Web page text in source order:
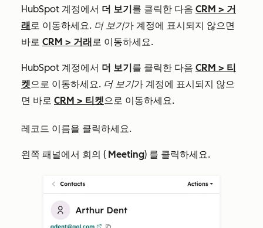
HubSpot 계정에서 더 보기를 클릭한 다음 CRM > 거
래로 이동하세요. 더 보기가 계정에 표시되지 않으면
바로 CRM > 거래로 이동하세요.
HubSpot 계정에서 더 보기를 클릭한 다음 CRM > 티
켓으로 이동하세요. 더 보기가 계정에 표시되지 않으
면 바로 CRM > 티켓으로 이동하세요.
레코드 이름을 클릭하세요.
왼쪽 패널에서 회의 ( Meeting) 를 클릭하세요.